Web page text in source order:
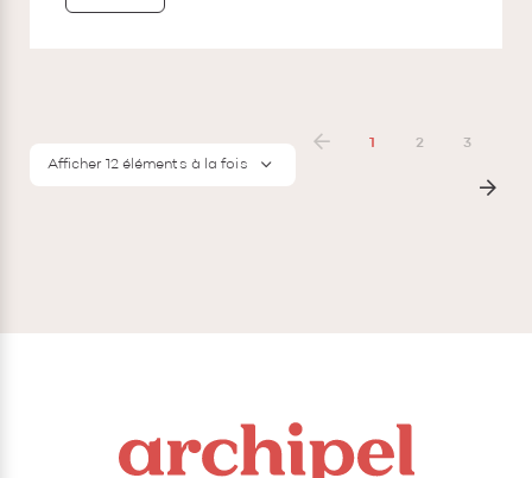
Afficher 12 éléments à la fois
1 2 3